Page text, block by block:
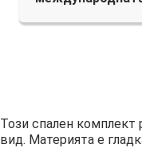
Този спален комплект
вид. Материята е